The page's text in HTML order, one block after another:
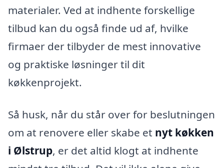
materialer. Ved at indhente forskellige
tilbud kan du også finde ud af, hvilke
firmaer der tilbyder de mest innovative
og praktiske løsninger til dit
køkkenprojekt.
Så husk, når du står over for beslutningen
om at renovere eller skabe et nyt køkken
i Ølstrup, er det altid klogt at indhente